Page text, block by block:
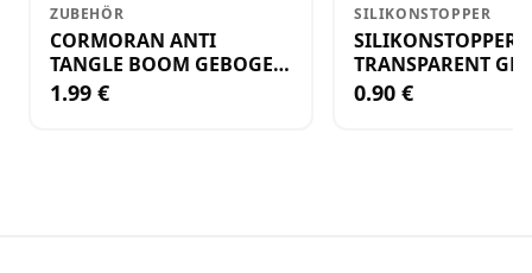
ZUBEHÖR
CORMORAN ANTI
TANGLE BOOM GEBOGEN
12CM M.WIRBEL(PLASTIK)
1.99 €
SILIKONSTOPPER
SILIKONSTOPPER
TRANSPARENT
KLEIN
0.90 €